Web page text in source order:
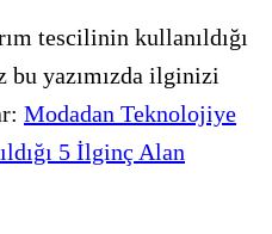
tescilinin kullanıldığı
bu yazımızda ilginizi
Modadan Teknolojiye
5 İlginç Alan